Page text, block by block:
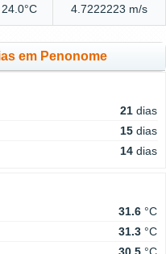
24.0°C 4.7222223 m/s
em Penonome
21 dias
15 dias
14 dias
31.6 °C
31.3 °C